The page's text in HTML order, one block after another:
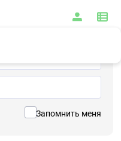
Запомнить меня
/ Кабельный ввод / КВ М50Б2-Л